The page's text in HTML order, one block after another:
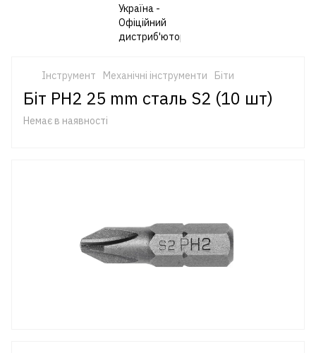
Інструмент Механічні інструменти Біти
Біт PH2 25 mm сталь S2 (10 шт)
Немає в наявності